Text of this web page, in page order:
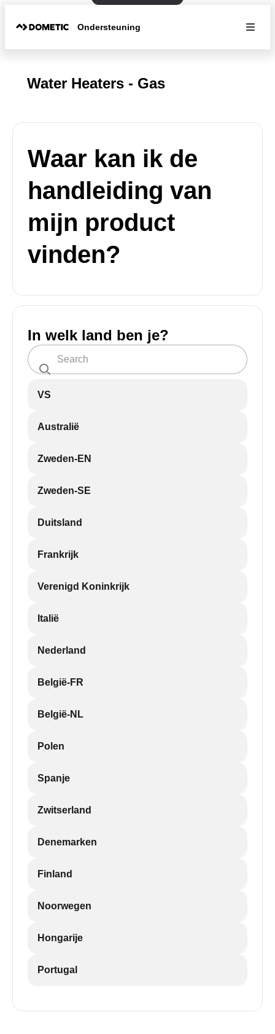
Ondersteuning
Water Heaters - Gas
Waar kan ik de
handleiding van
mijn product
vinden?
In welk land ben je?
VS
Australië
Zweden-EN
Zweden-SE
Duitsland
Frankrijk
Verenigd Koninkrijk
Italië
Nederland
België-FR
België-NL
Polen
Spanje
Zwitserland
Denemarken
Finland
Noorwegen
Hongarije
Portugal